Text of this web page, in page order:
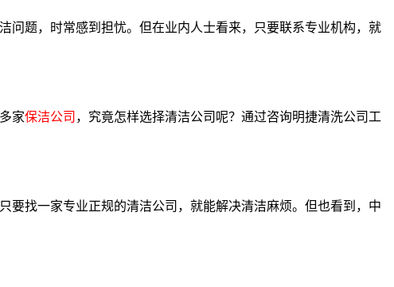
问题，时常感到担忧。但在业内人士看来，只要联系专业机构，就
家保洁公司 ，究竟怎样选择清洁公司呢？通过咨询明捷清洗公司工
要找一家专业正规的清洁公司，就能解决清洁麻烦。但也看到，中